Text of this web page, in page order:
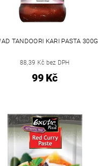
TANDOORI KARI PASTA 300G
88,39 Kč bez DPH
99 Kč